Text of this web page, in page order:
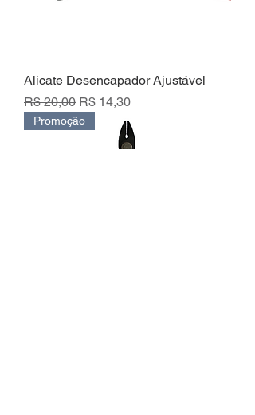
Alicate Desencapador Ajustável
Preço normal
R$ 20,00 Preço promocional
R$ 14,30
Promoção